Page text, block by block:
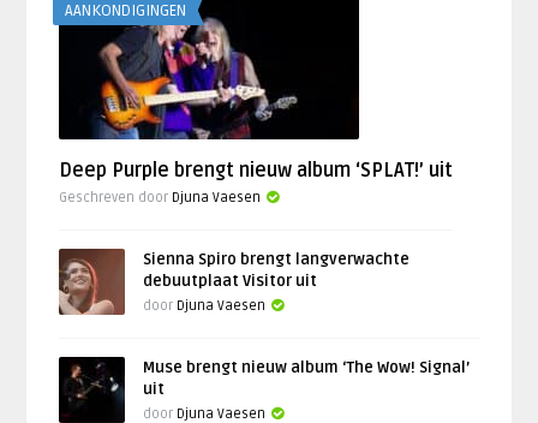
AANKONDIGINGEN
Deep Purple brengt nieuw album ‘SPLAT!’ uit
Geschreven door Djuna Vaesen
Sienna Spiro brengt langverwachte
debuutplaat Visitor uit
door Djuna Vaesen
Muse brengt nieuw album ‘The Wow! Signal’
uit
door Djuna Vaesen